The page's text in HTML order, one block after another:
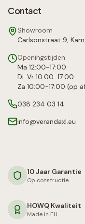
Contact
Showroom
Carlsonstraat 9,
Openingstijden
Ma 12:00-17:00
Di-Vr 10:00-17:00
Za 10:00-17:00 (op
038 234 03 14
info@verandaxl.eu
10 Jaar Garantie
Op constructie
HOWQ Kwaliteit
Made in EU